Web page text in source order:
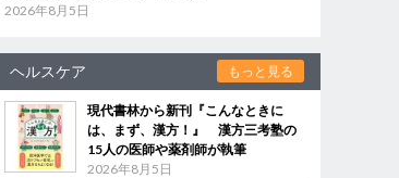
2026年8月5日
ヘルスケア もっと見る
現代書林から新刊『こんなときに
は、まず、漢方！』 漢方三考塾の
15人の医師や薬剤師が執筆
2026年8月5日